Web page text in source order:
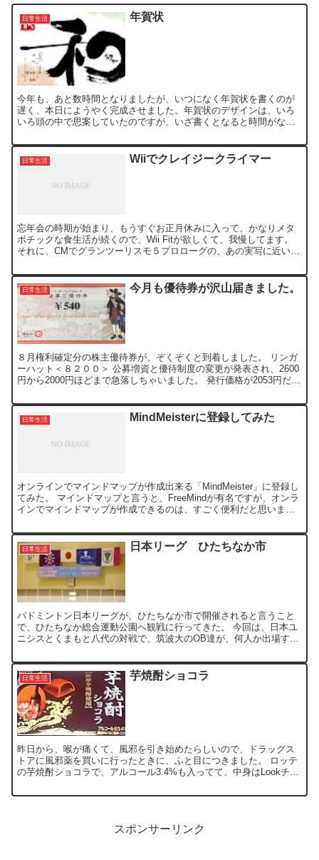
日常生活 年賀状
今年も、あと数時間となりましたが、いつになく年賀状を書くのが
遅く、本日にようやく完成させました。年賀状のデザインは、いろ
いろ頭の中で思案していたのですが、いざ書くとなると時間がな
日常生活 Wiiでクレイジークライマー
忘年会の時期が始まり、もうすぐお正月休みに入って、かなりメタ
ボチックな食生活が続くので、Wii Fitが欲しくて、我慢してます。
それに、CMでグランツーリスモ５プロローグの、あの実写に近い
日常生活 今月も優待券が沢山届きました。
８月権利確定分の株主優待券が、ぞくぞくと到着しました。 リンガ
ーハット＜８２００＞ 公募増資と優待制度の変更が発表され、2600
円から2000円ほどまで急落しちゃいました。 発行価格が2053円だっ
日常生活 MindMeisterに登録してみた
オンラインでマインドマップが作成出来る「MindMeister」に登録し
てみた。 マインドマップと言うと、FreeMindが有名ですが、オンラ
インでマインドマップが作成できるのは、すごく便利だと思いま
日常生活 日本リーグ ひたちなか市
バドミントン日本リーグが、ひたちなか市で開催されると言うこと
で、ひたちなか総合運動公園へ観戦に行ってきた。 今回は、日本ユ
ニシスとくまもと八代の対戦で、筑波大のOB達が、何人か出場する
日常生活 芋焼酎ショコラ
昨日から、喉が痛くて、風邪を引き始めたらしいので、ドラッグス
トアに風邪薬を買いに行ったときに、ふと目につきました。 ロッテ
の芋焼酎ショコラで、アルコール3.4%も入ってて、中身はLookチョ
スポンサーリンク